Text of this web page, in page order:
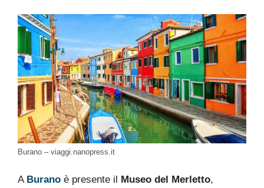
Burano – viaggi.nanopress.it
A Burano è presente il Museo del Merletto,